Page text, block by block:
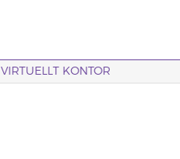
VIRTUELLT KONTOR